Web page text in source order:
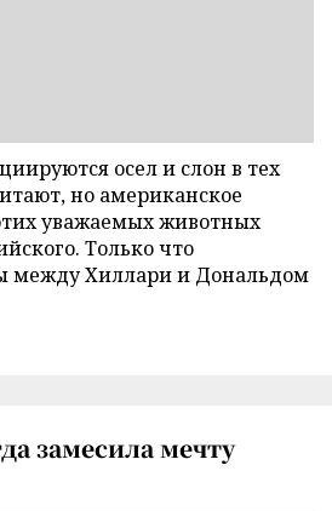
осел и слон в тех
но американское
уважаемых животных
Только что
между Хиллари и Дональдом
замесила мечту